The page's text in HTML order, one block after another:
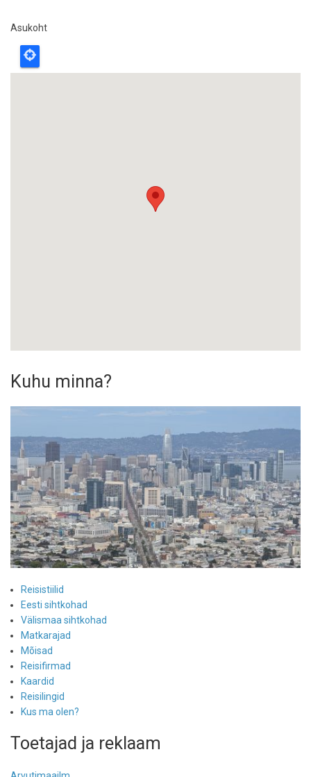
Asukoht
Kuhu minna?
Reisistiilid
Eesti sihtkohad
Välismaa sihtkohad
Matkarajad
Mõisad
Reisifirmad
Kaardid
Reisilingid
Kus ma olen?
Toetajad ja reklaam